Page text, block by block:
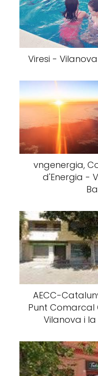
Viresi -
vngenergia,
d'Energia -
AECC-
Punt
Vilanova i